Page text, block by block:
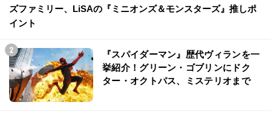
ズファミリー、LiSAの『ミニオンズ＆モンスターズ』推しポ
イント
『スパイダーマン』歴代ヴィランを一
挙紹介！グリーン・ゴブリンにドク
ター・オクトパス、ミステリオまで